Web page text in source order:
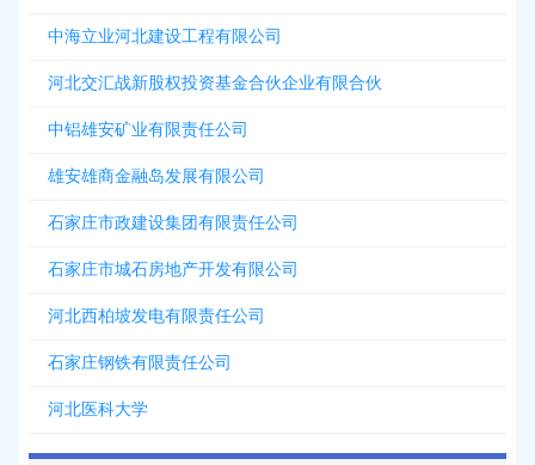
中海立业河北建设工程有限公司
河北交汇战新股权投资基金合伙企业有限合伙
中铝雄安矿业有限责任公司
雄安雄商金融岛发展有限公司
石家庄市政建设集团有限责任公司
石家庄市城石房地产开发有限公司
河北西柏坡发电有限责任公司
石家庄钢铁有限责任公司
河北医科大学